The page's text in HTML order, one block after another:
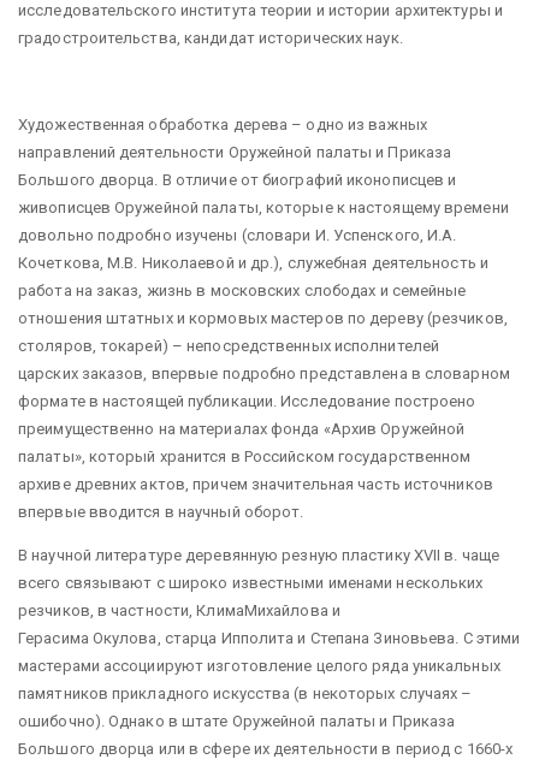
исследовательского института теории и истории архитектуры и
градостроительства, кандидат исторических наук.
Художественная обработка дерева – одно из важных
направлений деятельности Оружейной палаты и Приказа
Большого дворца. В отличие от биографий иконописцев и
живописцев Оружейной палаты, которые к настоящему времени
довольно подробно изучены (словари И. Успенского, И.А.
Кочеткова, М.В. Николаевой и др.), служебная деятельность и
работа на заказ, жизнь в московских слободах и семейные
отношения штатных и кормовых мастеров по дереву (резчиков,
столяров, токарей) – непосредственных исполнителей
царских заказов, впервые подробно представлена в словарном
формате в настоящей публикации. Исследование построено
преимущественно на материалах фонда «Архив Оружейной
палаты», который хранится в Российском государственном
архиве древних актов, причем значительная часть источников
впервые вводится в научный оборот.
В научной литературе деревянную резную пластику XVII в. чаще
всего связывают с широко известными именами нескольких
резчиков, в частности, КлимаМихайлова и
Герасима Окулова, старца Ипполита и Степана Зиновьева. С этими
мастерами ассоциируют изготовление целого ряда уникальных
памятников прикладного искусства (в некоторых случаях –
ошибочно). Однако в штате Оружейной палаты и Приказа
Большого дворца или в сфере их деятельности в период с 1660-х